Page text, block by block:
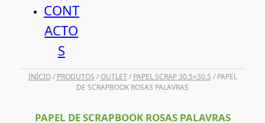
CONT
ACTO
S
INÍCIO/ PRODUTOS /OUTLET/ PAPEL SCRAP 30.5×30.5 / PAPEL
DE SCRAPBOOK ROSAS PALAVRAS
PAPEL DE SCRAPBOOK ROSAS PALAVRAS